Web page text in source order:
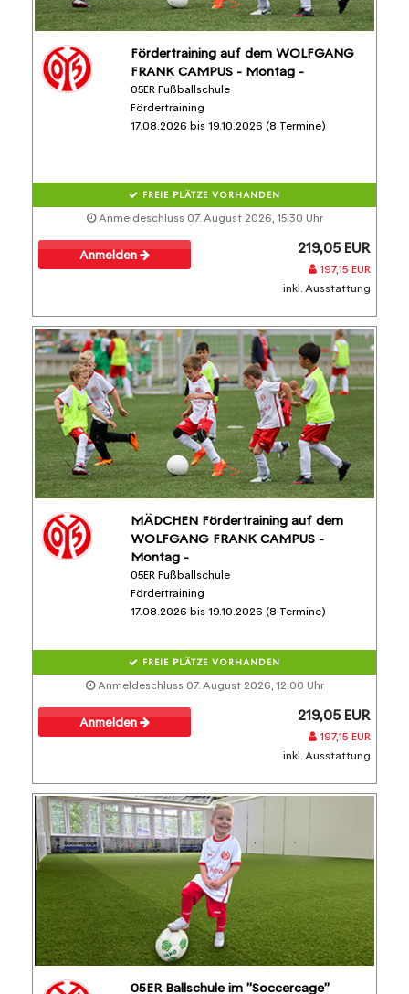
Fördertraining auf dem WOLFGANG
FRANK CAMPUS - Montag -
05ER Fußballschule
Fördertraining
17.08.2026 bis 19.10.2026 (8 Termine)
FREIE PLÄTZE VORHANDEN
Anmeldeschluss 07. August 2026, 15:30 Uhr
Anmelden 219,05 EUR
197,15 EUR
inkl. Ausstattung
MÄDCHEN Fördertraining auf dem
WOLFGANG FRANK CAMPUS -
Montag -
05ER Fußballschule
Fördertraining
17.08.2026 bis 19.10.2026 (8 Termine)
FREIE PLÄTZE VORHANDEN
Anmeldeschluss 07. August 2026, 12:00 Uhr
Anmelden 219,05 EUR
197,15 EUR
inkl. Ausstattung
05ER Ballschule im "Soccercage"